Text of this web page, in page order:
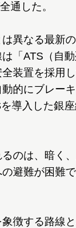
通した。
異なる最新
「ATS（自
装置を採用
的にブレー
導入した銀
のは、暗く
避難が困難
徴する路線